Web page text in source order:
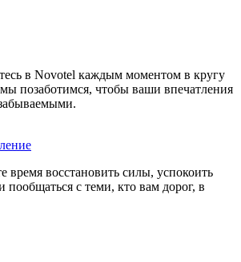
в Novotel каждым моментом в кругу
позаботимся, чтобы ваши впечатления
время восстановить силы, успокоить
пообщаться с теми, кто вам дорог, в